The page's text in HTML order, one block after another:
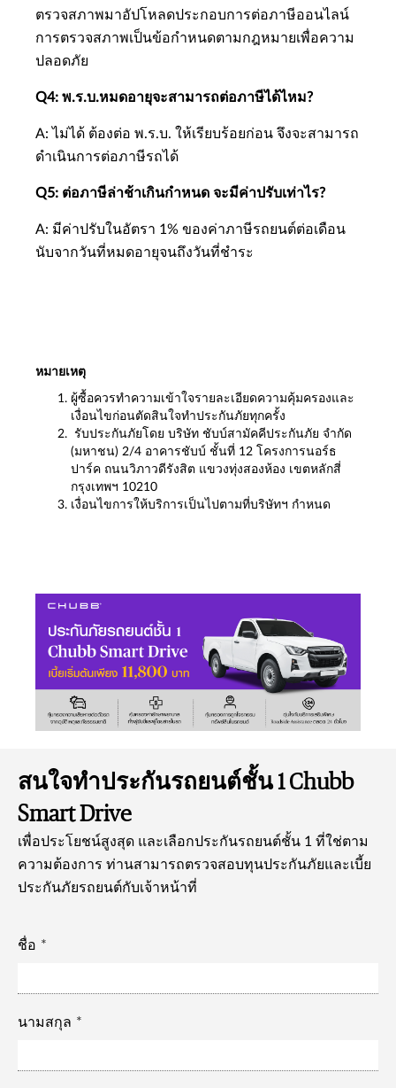
ตรวจสภาพมาอัปโหลดประกอบการต่อภาษีออนไลน์
การตรวจสภาพเป็นข้อกำหนดตามกฎหมายเพื่อความ
ปลอดภัย
Q4: พ.ร.บ.หมดอายุจะสามารถต่อภาษีได้ไหม?
A: ไม่ได้ ต้องต่อ พ.ร.บ. ให้เรียบร้อยก่อน จึงจะสามารถ
ดำเนินการต่อภาษีรถได้
Q5: ต่อภาษีล่าช้าเกินกำหนด จะมีค่าปรับเท่าไร?
A: มีค่าปรับในอัตรา 1% ของค่าภาษีรถยนต์ต่อเดือน
นับจากวันที่หมดอายุจนถึงวันที่ชำระ
หมายเหตุ
ผู้ซื้อควรทำความเข้าใจรายละเอียดความคุ้มครองและ
เงื่อนไขก่อนตัดสินใจทำประกันภัยทุกครั้ง
รับประกันภัยโดย บริษัท ชับบ์สามัคคีประกันภัย จำกัด
(มหาชน) 2/4 อาคารชับบ์ ชั้นที่ 12 โครงการนอร์ธ
ปาร์ค ถนนวิภาวดีรังสิต แขวงทุ่งสองห้อง เขตหลักสี่
กรุงเทพฯ 10210
เงื่อนไขการให้บริการเป็นไปตามที่บริษัทฯ กำหนด
สนใจทำประกันรถยนต์ชั้น 1 Chubb
Smart Drive
เพื่อประโยชน์สูงสุด และเลือกประกันรถยนต์ชั้น 1 ที่ใช่ตาม
ความต้องการ ท่านสามารถตรวจสอบทุนประกันภัยและเบี้ย
ประกันภัยรถยนต์กับเจ้าหน้าที่
ชื่อ
นามสกุล